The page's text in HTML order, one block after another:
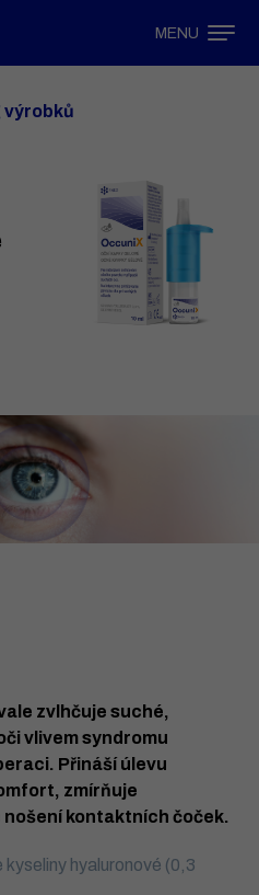
MENU
výrobků
zvlhčuje suché,
vlivem syndromu
Přináší úlevu
zmírňuje
kontaktních čoček.
hyaluronové (0,3